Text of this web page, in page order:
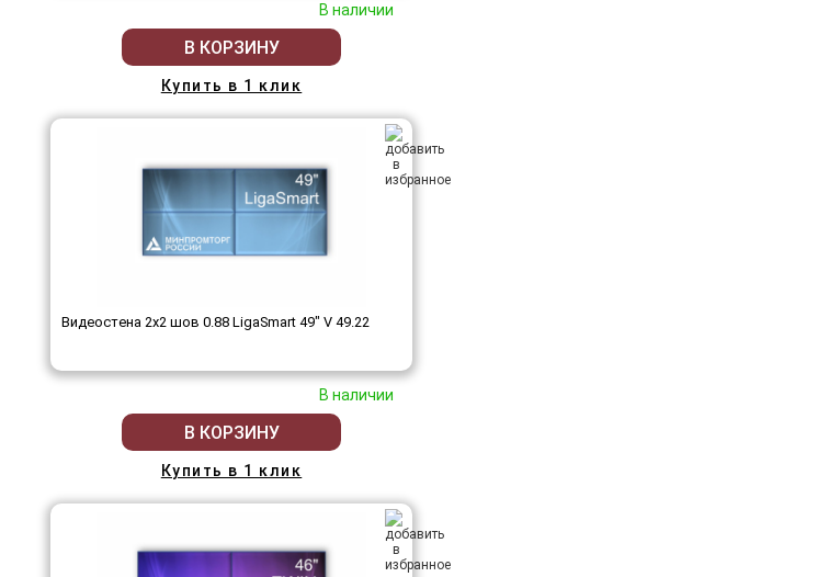
В наличии
В КОРЗИНУ
Купить в 1 клик
Видеостена 2x2 шов 0.88 LigaSmart 49" V 49.22
В наличии
В КОРЗИНУ
Купить в 1 клик